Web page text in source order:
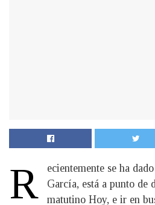
R
ecientemente se ha
García, está a punto de
matutino Hoy, e ir en